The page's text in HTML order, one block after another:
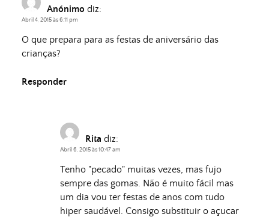
Anónimo diz:
Abril 4, 2015 às 6:11 pm
O que prepara para as festas de aniversário das
crianças?
Responder
Rita diz:
Abril 6, 2015 às 10:47 am
Tenho "pecado" muitas vezes, mas fujo
sempre das gomas. Não é muito fácil mas
um dia vou ter festas de anos com tudo
hiper saudável. Consigo substituir o açucar